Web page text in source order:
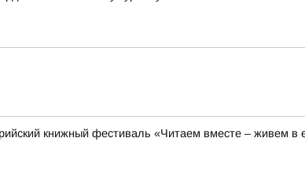
книжный фестиваль «Читаем вместе – живем в